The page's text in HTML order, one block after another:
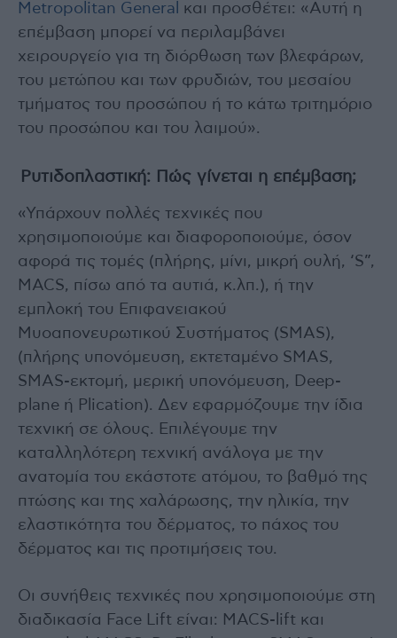
Metropolitan General
και προσθέτει: «Αυτή η
επέμβαση μπορεί να περιλαμβάνει
χειρουργείο για τη διόρθωση των βλεφάρων,
του μετώπου και των φρυδιών, του μεσαίου
τμήματος του προσώπου ή το κάτω τριτημόριο
του προσώπου και του λαιμού».
Ρυτιδοπλαστική: Πώς γίνεται η επέμβαση;
«Υπάρχουν πολλές τεχνικές που
χρησιμοποιούμε και διαφοροποιούμε, όσον
αφορά τις τομές (πλήρης, μίνι, μικρή ουλή, ‘S”,
MACS, πίσω από τα αυτιά, κ.λπ.), ή την
εμπλοκή του Επιφανειακού
Μυοαπονευρωτικού Συστήματος (SMAS),
(πλήρης υπονόμευση, εκτεταμένο SMAS,
SMAS-εκτομή, μερική υπονόμευση, Deep-
plane ή Plication). Δεν εφαρμόζουμε την ίδια
τεχνική σε όλους. Επιλέγουμε την
καταλληλότερη τεχνική ανάλογα με την
ανατομία του εκάστοτε ατόμου, το βαθμό της
πτώσης και της χαλάρωσης, την ηλικία, την
ελαστικότητα του δέρματος, το πάχος του
δέρματος και τις προτιμήσεις του.
Οι συνήθεις τεχνικές που χρησιμοποιούμε στη
διαδικασία Face Lift είναι: MACS-lift και